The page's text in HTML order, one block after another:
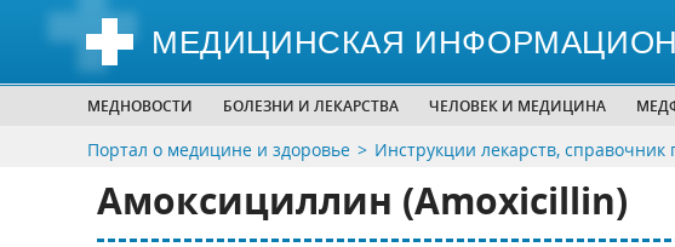
МЕДИЦИНСКАЯ
МЕДНОВОСТИ БОЛЕЗНИ И ЛЕКАРСТВА ЧЕЛОВЕК И МЕДИЦИНА
Портал о медицине и здоровье Инструкции лекарств, справочник
Амоксициллин (Amoxicillin)